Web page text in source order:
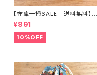
【在庫一掃SALE 送料無料】巾
着袋(中)30×24cmブルー【レト
ロカー】★KC.92男の子 くる
ま 車 ｜通園通学用のかわい
い巾着袋や入園オーダーHoshi
¥891
10%OFF